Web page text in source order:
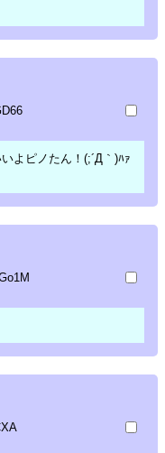
よピノたん！(;´Д｀)ﾊｧ